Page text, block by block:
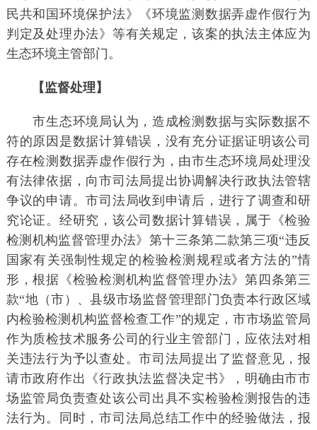
民共和国环境保护法》《环境监测数据弄虚作假行为
判定及处理办法》等有关规定，该案的执法主体应为
生态环境主管部门。
【监督处理】
市生态环境局认为，造成检测数据与实际数据不
符的原因是数据计算错误，没有充分证据证明该公司
存在检测数据弄虚作假行为，由市生态环境局处理没
有法律依据，向市司法局提出协调解决行政执法管辖
争议的申请。市司法局收到申请后，进行了调查和研
究论证。经研究，该公司数据计算错误，属于《检验
检测机构监督管理办法》第十三条第二款第三项“违反
国家有关强制性规定的检验检测规程或者方法的”情
形，根据《检验检测机构监督管理办法》第四条第三
款“地（市）、县级市场监督管理部门负责本行政区域
内检验检测机构监督检查工作”的规定，市市场监管局
作为质检技术服务公司的行业主管部门，应依法对相
关违法行为予以查处。市司法局提出了监督意见，报
请市政府作出《行政执法监督决定书》，明确由市市
场监管局负责查处该公司出具不实检验检测报告的违
法行为。同时，市司法局总结工作中的经验做法，报